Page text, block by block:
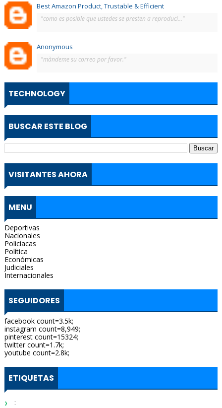
Best Amazon Product, Trustable & Efficient
"como es posible que ustedes se presten a reproduci..."
Anonymous
"màndeme su correo por favor."
TECHNOLOGY
BUSCAR ESTE BLOG
VISITANTES AHORA
MENU
Deportivas
Nacionales
Policíacas
Política
Económicas
Judiciales
Internacionales
SEGUIDORES
facebook count=3.5k;
instagram count=8,949;
pinterest count=15324;
twitter count=1.7k;
youtube count=2.8k;
ETIQUETAS
: